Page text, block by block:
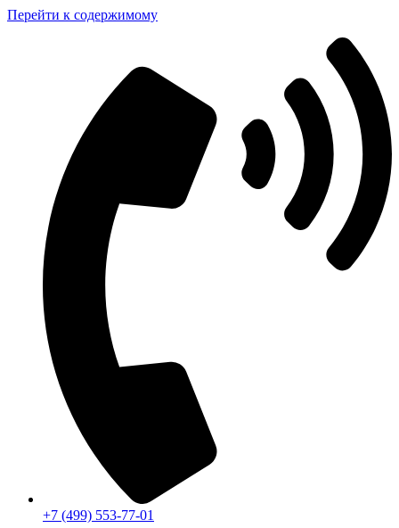
Перейти к содержимому
+7 (499) 553-77-01